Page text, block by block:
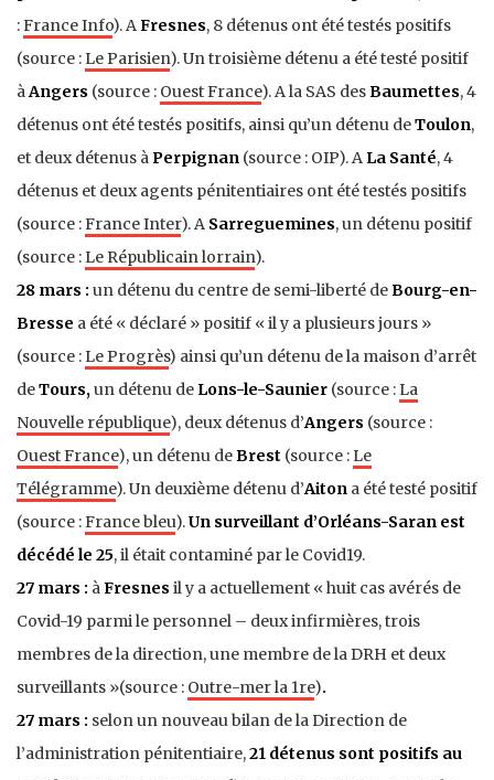
:France Info). A Fresnes, 8 détenus ont été testés positifs
(source : Le Parisien). Un troisième détenu a été testé positif
à Angers (source : Ouest France). A la SAS desBaumettes, 4
détenus ont été testés positifs, ainsi qu’un détenu deToulon,
et deux détenus à Perpignan (source : OIP). A La Santé, 4
détenus et deux agents pénitentiaires ont été testés positifs
(source :France Inter). A Sarreguemines, un détenu positif
(source : Le Républicain lorrain).
28 mars : un détenu du centre de semi-liberté deBourg-en-
Bresse a été « déclaré » positif « il y a plusieurs jours »
(source : Le Progrès) ainsi qu’un détenu de la maison d’arrêt
deTours, un détenu de Lons-le-Saunier (source : La
Nouvelle république), deux détenus d’Angers (source :
Ouest France), un détenu deBrest (source : Le
Télégramme). Un deuxième détenu d’Aiton a été testé positif
(source :France bleu).Un surveillant d’Orléans-Saran est
décédé le 25, il était contaminé par le Covid19.
27 mars : à Fresnes il y a actuellement « huit cas avérés de
Covid-19 parmi le personnel – deux infirmières, trois
membres de la direction, une membre de la DRH et deux
surveillants »(source : Outre-mer la 1re).
27 mars : selon un nouveau bilan de la Direction de
l’administration pénitentiaire,21 détenus sont positifs au